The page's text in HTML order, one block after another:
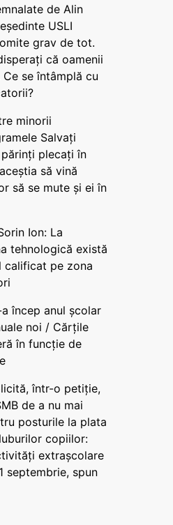
de Alin
USLI
grav de tot.
că oamenii
se întâmplă cu
minorii
Salvați
plecați în
să vină
să se mute și ei în
Ion: La
tehnologică există
calificat pe zona
încep anul școlar
noi / Cărțile
în funcție de
într-o petiție,
de a nu mai
posturile la plata
copiilor:
extrașcolare
septembrie, spun